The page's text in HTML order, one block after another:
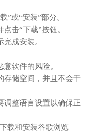
”或“安装”部分。
击“下载”按钮。
成安装。
软件的风险。
存储空间，并且不会干
调整语言设置以确保正
载和安装谷歌浏览